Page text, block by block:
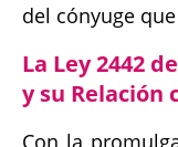
del cónyuge
La Ley 2442
y su Relación